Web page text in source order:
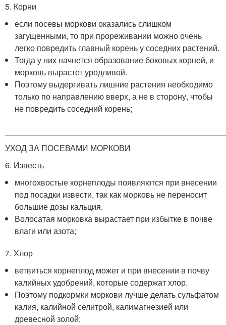
5. Корни
если посевы моркови оказались слишком
загущенными, то при прореживании можно очень
легко повредить главный корень у соседних растений.
Тогда у них начнется образование боковых корней, и
морковь вырастет уродливой.
Поэтому выдергивать лишние растения необходимо
только по направлению вверх, а не в сторону, чтобы
не повредить соседний корень;
УХОД ЗА ПОСЕВАМИ МОРКОВИ
6. Известь
многохвостые корнеплоды появляются при внесении
под посадки извести, так как морковь не переносит
большие дозы кальция.
Волосатая морковка вырастает при избытке в почве
влаги или азота;
7. Хлор
ветвиться корнеплод может и при внесении в почву
калийных удобрений, которые содержат хлор.
Поэтому подкормки моркови лучше делать сульфатом
калия, калийной селитрой, калимагнезией или
древесной золой;